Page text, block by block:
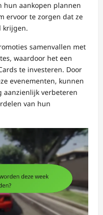
hun aankopen plannen
ervoor te zorgen dat ze
krijgen.
samenvallen met
waardoor het een
te investeren. Door
evenementen, kunnen
aanzienlijk verbeteren
van hun